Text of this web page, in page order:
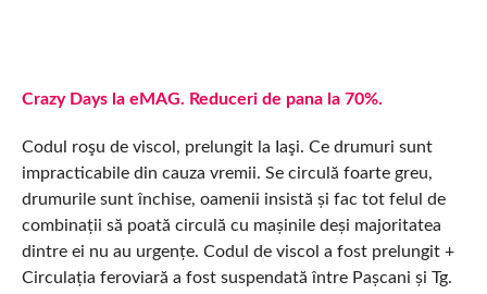
Crazy Days la eMAG. Reduceri de pana la 70%.
Codul roşu de viscol, prelungit la Iaşi. Ce drumuri sunt
impracticabile din cauza vremii. Se circulă foarte greu,
drumurile sunt închise, oamenii insistă și fac tot felul de
combinații să poată circulă cu mașinile deși majoritatea
dintre ei nu au urgențe. Codul de viscol a fost prelungit +
Circulația feroviară a fost suspendată între Pașcani și Tg.